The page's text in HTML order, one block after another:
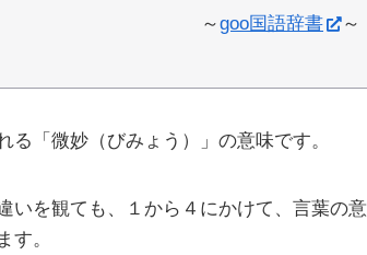
～goo国語辞書 ～
る「微妙（びみょう）」の意味です。
いを観ても、１から４にかけて、言葉の
す。